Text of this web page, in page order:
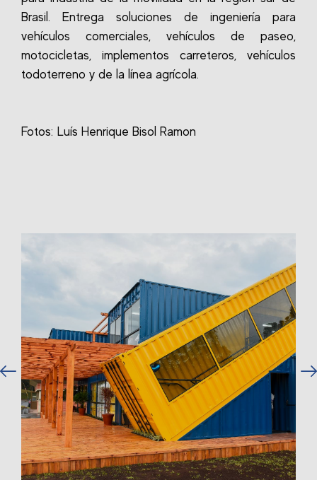
Brasil. Entrega soluciones de ingeniería para
vehículos comerciales, vehículos de paseo,
motocicletas, implementos carreteros, vehículos
todoterreno y de la línea agrícola.
Fotos: Luís Henrique Bisol Ramon